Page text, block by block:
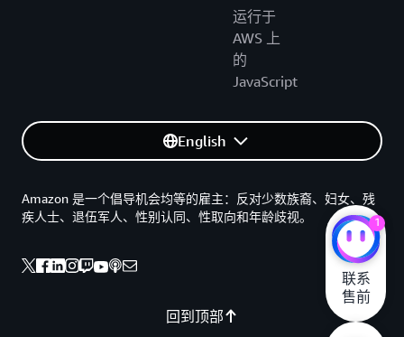
运行于
AWS 上
的
JavaScript
English
回到顶部
Amazon 是一个倡导机会均等的雇主：反对少数族裔、妇女、残
疾人士、退伍军人、性别认同、性取向和年龄歧视。
1
联系
售前